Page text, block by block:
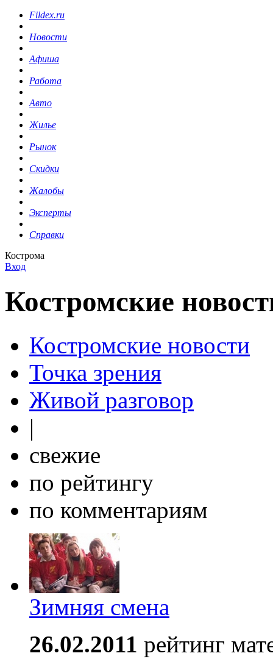
Fildex.ru
Новости
Афиша
Работа
Авто
Жилье
Рынок
Скидки
Жалобы
Эксперты
Справки
Кострома
Вход
Костромские
Костромские новости
Точка зрения
Живой разговор
|
свежие
по рейтингу
по комментариям
Зимняя смена
26.02.2011 рейтинг